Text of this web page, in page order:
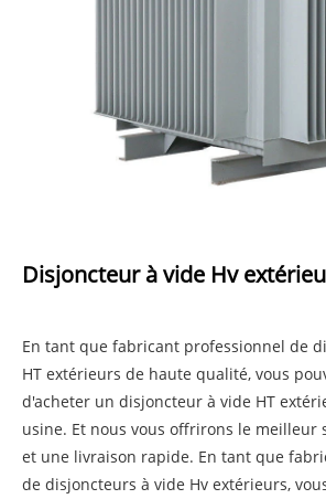
Disjoncteur à vide Hv
En tant que fabricant professionnel de
HT extérieurs de haute qualité, vous
d'acheter un disjoncteur à vide HT
usine. Et nous vous offrirons le meilleur
et une livraison rapide. En tant que
de disjoncteurs à vide Hv extérieurs,